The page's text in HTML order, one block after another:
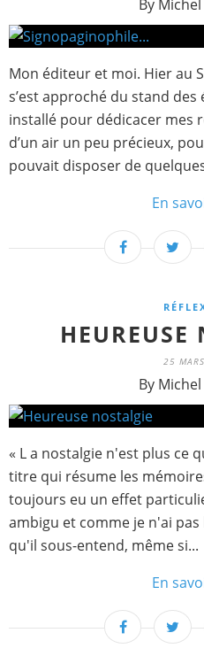
By
Mon éditeur et moi. Hier au
s’est approché du stand
installé pour dédicacer mes
d’un air un peu précieux,
pouvait disposer de
En
HEUREUSE
25
By
« L a nostalgie n'est plus ce
titre qui résume les
toujours eu un effet
ambigu et comme je n'ai pas
qu'il sous-entend, même si...
En